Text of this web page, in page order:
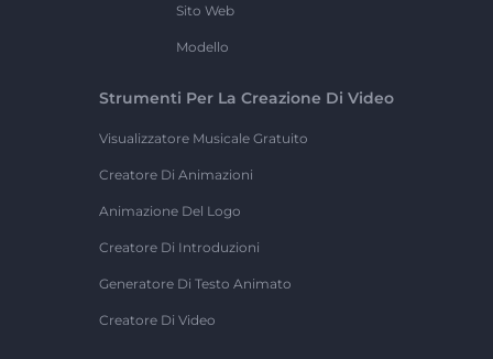
Sito Web
Modello
Strumenti Per La Creazione Di Video
Visualizzatore Musicale Gratuito
Creatore Di Animazioni
Animazione Del Logo
Creatore Di Introduzioni
Generatore Di Testo Animato
Creatore Di Video